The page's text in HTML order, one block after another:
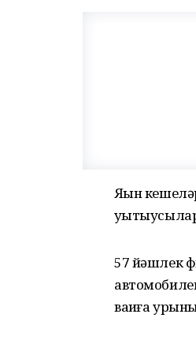
Яҡын
57 йәшлек
ваҡиға